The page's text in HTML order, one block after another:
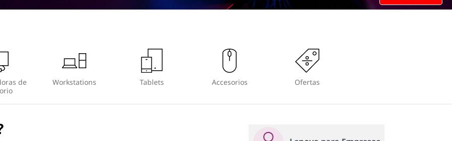
de
Workstations Tablets Accesorios Ofertas